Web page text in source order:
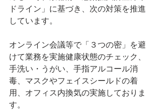
ドライン」に基づき、次の対策を推進
しています。
オンライン会議等で「３つの密」を避
けて業務を実施健康状態のチェック、
手洗い・うがい、手指アルコール消
毒、マスクやフェイスシールドの着
用、オフィス内換気の実施しておりま
す。